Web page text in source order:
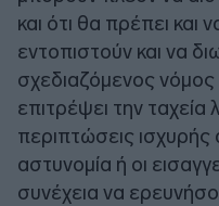
και ότι θα πρέπει και
εντοπιστούν και να
σχεδιαζόμενος
επιτρέψει την
περιπτώσεις
αστυνομία ή οι
συνέχεια να